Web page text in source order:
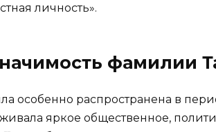
личность».
фамилии
особенно распространена в
яркое общественное,